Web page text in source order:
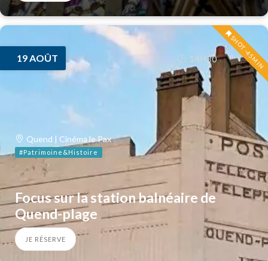
SHOT -45MIN
19 AOÛT 14H30
Quend | Cinéma le Pax
#Patrimoine&Histoire
Focus sur la station balnéaire de
Quend-plage
JE RÉSERVE